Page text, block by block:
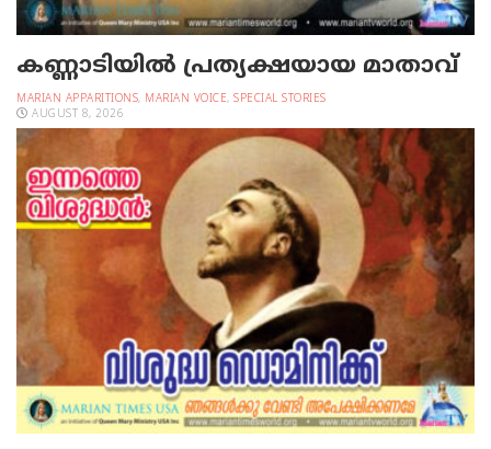
കണ്ണാടിയില്‍ പ്രത്യക്ഷയായ മാതാവ്
MARIAN APPARITIONS, MARIAN VOICE, SPECIAL STORIES
AUGUST 8, 2026